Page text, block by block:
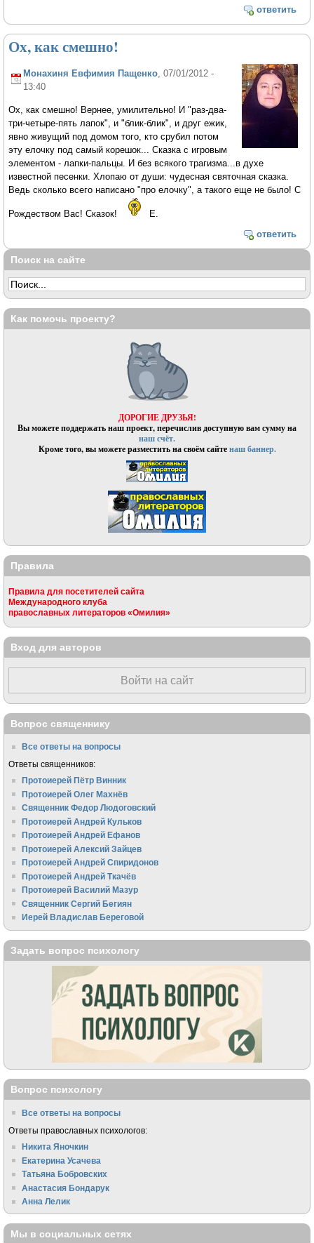
ответить
Ох, как смешно!
Монахиня Евфимия Пащенко, 07/01/2012 -
13:40
Ох, как смешно! Вернее, умилительно! И "раз-два-
три-четыре-пять лапок", и "блик-блик", и друг ежик,
явно живущий под домом того, кто срубил потом
эту елочку под самый корешок... Сказка с игровым
элементом - лапки-пальцы. И без всякого трагизма...в духе
известной песенки. Хлопаю от души: чудесная святочная сказка.
Ведь сколько всего написано "про елочку", а такого еще не было! С
Рождеством Вас! Сказок!
Е.
ответить
Поиск на сайте
Как помочь проекту?
ДОРОГИЕ ДРУЗЬЯ!
Вы можете поддержать наш проект, перечислив доступную вам сумму на
наш счёт.
Кроме того, вы можете разместить на своём сайтенаш баннер.
Правила
Правила для посетителей сайта
Международного клуба
православных литераторов «Омилия»
Вход для авторов
Войти на сайт
Вопрос священнику
Все ответы на вопросы
Ответы священников:
Протоиерей Пётр Винник
Протоиерей Олег Махнёв
Священник Федор Людоговский
Протоиерей Андрей Кульков
Протоиерей Андрей Ефанов
Протоиерей Алексий Зайцев
Протоиерей Андрей Спиридонов
Протоиерей Андрей Ткачёв
Протоиерей Василий Мазур
Священник Сергий Бегиян
Иерей Владислав Береговой
Задать вопрос психологу
Вопрос психологу
Все ответы на вопросы
Ответы православных психологов:
Никита Яночкин
Екатерина Усачева
Татьяна Бобровских
Анастасия Бондарук
Анна Лелик
Мы в социальных сетях